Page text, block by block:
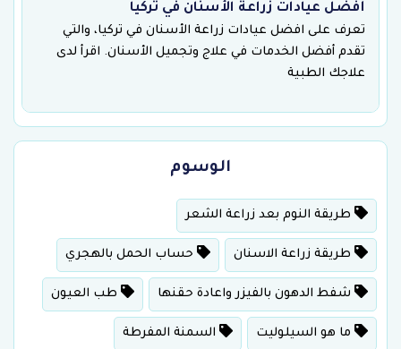
أفضل عيادات زراعة الأسنان في تركيا
تعرف على افضل عيادات زراعة الأسنان في تركيا، والتي
تقدم أفضل الخدمات في علاج وتجميل الأسنان. اقرأ لدى
علاجك الطبية
الوسوم
طريقة النوم بعد زراعة الشعر
طريقة زراعة الاسنان حساب الحمل بالهجري
شفط الدهون بالفيزر واعادة حقنها طب العيون
ما هو السيلوليت السمنة المفرطة